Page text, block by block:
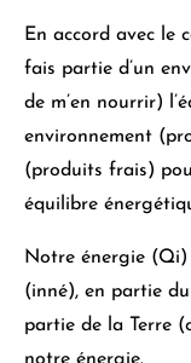
En accord avec le
fais partie d’un
de m’en nourrir)
environnement (
(produits frais)
équilibre
Notre énergie
(inné), en partie
partie de la Terre